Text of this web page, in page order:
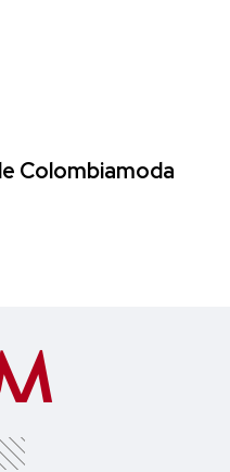
Colombiamoda